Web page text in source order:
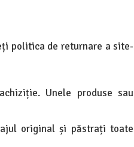
politica de returnare a site-
Unele produse sau
original și păstrați toate